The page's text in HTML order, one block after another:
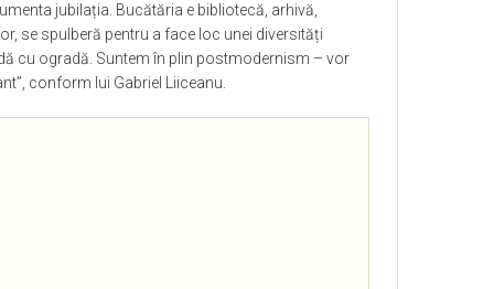
jubilația. Bucătăria e bibliotecă, arhivă,
se spulberă pentru a face loc unei diversități
cu ogradă. Suntem în plin postmodernism – vor
conform lui Gabriel Liiceanu.